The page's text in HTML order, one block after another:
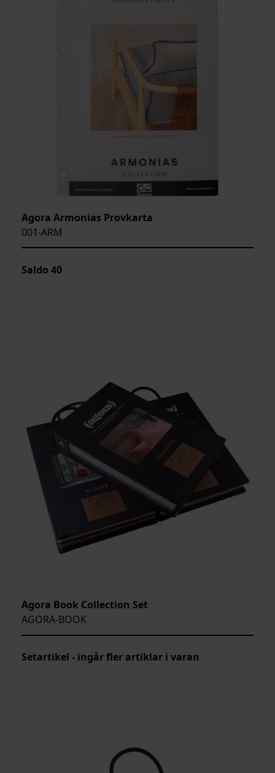
Agora Armonias Provkarta
001-ARM
Saldo 40
Agora Book Collection Set
AGORA-BOOK
Setartikel - ingår fler artiklar i varan